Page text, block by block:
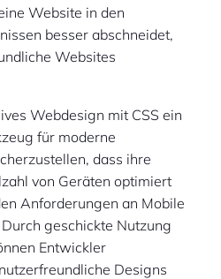
Website in den
besser abschneidet,
Websites
Webdesign mit CSS ein
für moderne
dass ihre
von Geräten optimiert
Anforderungen an Mobile
geschickte Nutzung
Entwickler
Designs